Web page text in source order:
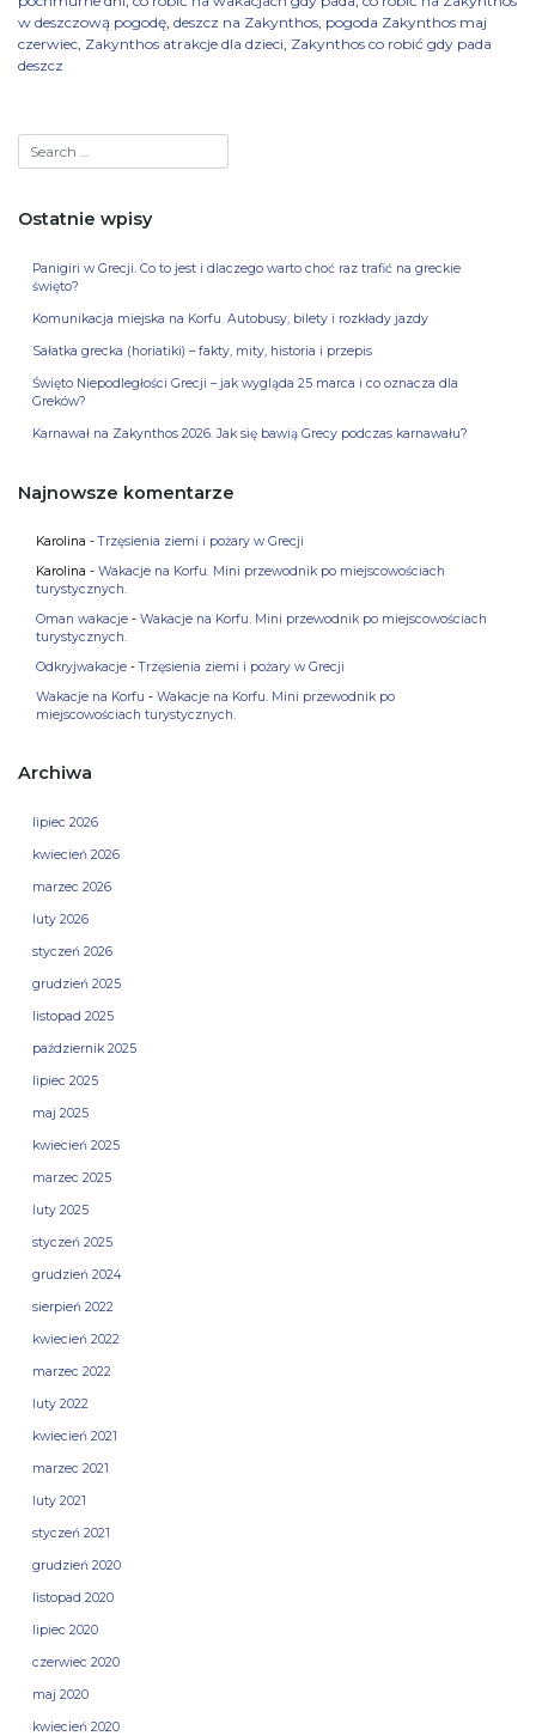
w deszczową pogodę deszcz na Zakynthos pogoda Zakynthos maj
czerwiec Zakynthos atrakcje dla dzieci Zakynthos co robić gdy pada
deszcz
Ostatnie wpisy
Panigiri w Grecji. Co to jest i dlaczego warto choć raz trafić na greckie
święto?
Komunikacja miejska na Korfu. Autobusy, bilety i rozkłady jazdy
Sałatka grecka (horiatiki) – fakty, mity, historia i przepis
Święto Niepodległości Grecji – jak wygląda 25 marca i co oznacza dla
Greków?
Karnawał na Zakynthos 2026. Jak się bawią Grecy podczas karnawału?
Najnowsze komentarze
Karolina -Trzęsienia ziemi i pożary w Grecji
Karolina - Wakacje na Korfu. Mini przewodnik po miejscowościach
turystycznych.
Oman wakacje - Wakacje na Korfu. Mini przewodnik po miejscowościach
turystycznych.
Odkryjwakacje -Trzęsienia ziemi i pożary w Grecji
Wakacje na Korfu - Wakacje na Korfu. Mini przewodnik po
miejscowościach turystycznych.
Archiwa
lipiec 2026
kwiecień 2026
marzec 2026
luty 2026
styczeń 2026
grudzień 2025
listopad 2025
październik 2025
lipiec 2025
maj 2025
kwiecień 2025
marzec 2025
luty 2025
styczeń 2025
grudzień 2024
sierpień 2022
kwiecień 2022
marzec 2022
luty 2022
kwiecień 2021
marzec 2021
luty 2021
styczeń 2021
grudzień 2020
listopad 2020
lipiec 2020
czerwiec 2020
maj 2020
kwiecień 2020